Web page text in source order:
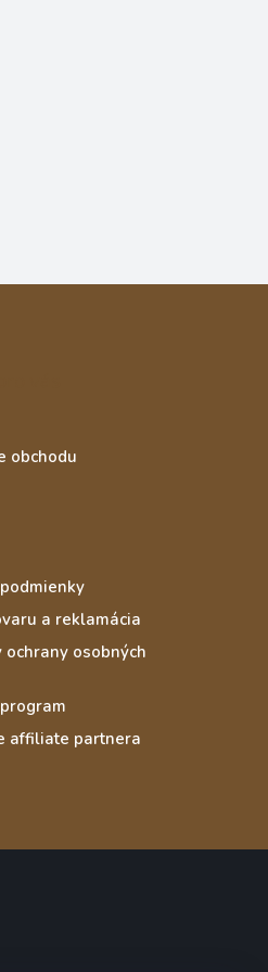
obchodu
a reklamácia
ochrany osobných
affiliate partnera